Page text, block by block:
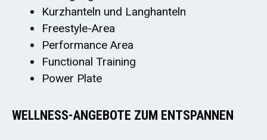
Kurzhanteln und Langhanteln
Freestyle-Area
Performance Area
Functional Training
Power Plate
WELLNESS-ANGEBOTE ZUM ENTSPANNEN